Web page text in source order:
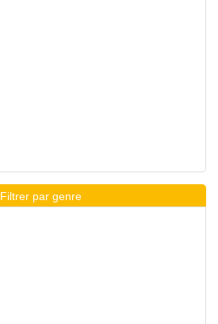
Filtrer par genre